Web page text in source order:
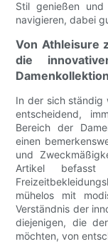
Stil genießen
navigieren, dabei
Von Athleisure
die
Damenkollektion
In der sich ständig
entscheidend,
Bereich der
einen
und
Artikel
mühelos mit
Verständnis der
diejenigen, die
möchten, von